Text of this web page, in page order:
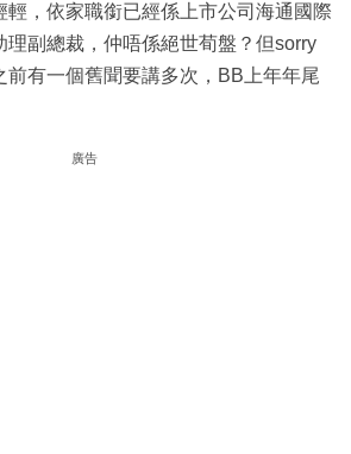
輕，依家職銜已經係上市公司海通國際
理副總裁，仲唔係絕世荀盤？但sorry
前有一個舊聞要講多次，BB上年年尾
廣告